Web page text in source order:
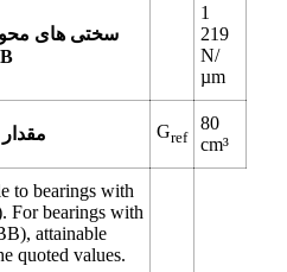
سختی های
بارگیری B
1
219
N/
µm
Gref
80
cm³
to bearings with
For bearings with
attainable
quoted values.